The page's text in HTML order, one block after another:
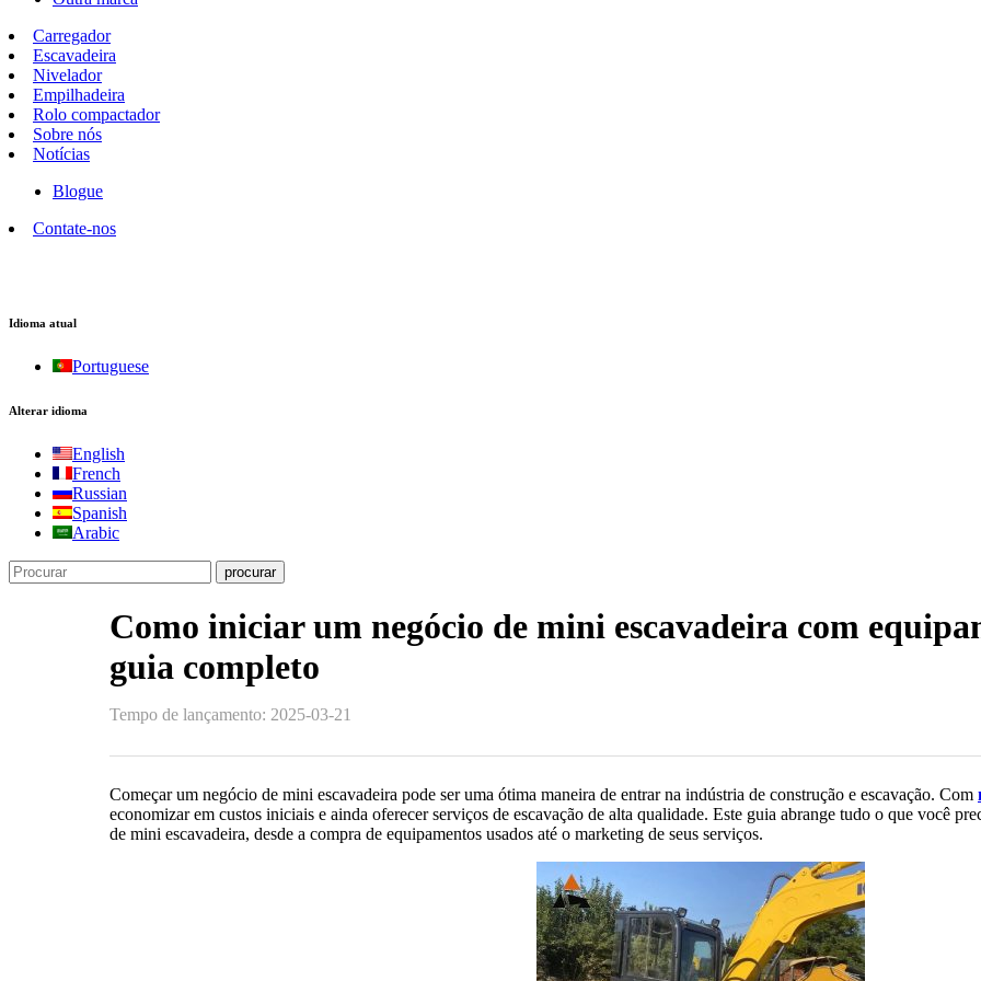
Carregador
Escavadeira
Nivelador
Empilhadeira
Rolo compactador
Sobre nós
Notícias
Blogue
Contate-nos
Idioma atual
Portuguese
Alterar idioma
English
French
Russian
Spanish
Arabic
Como iniciar um negócio de mini escavadeira com
guia completo
Tempo de lançamento: 2025-03-21
Começar um negócio de mini escavadeira pode ser uma ótima maneira de entrar na indústria de construção e escavação. Com
economizar em custos iniciais e ainda oferecer serviços de escavação de alta qualidade. Este guia abrange tudo o que você
de mini escavadeira, desde a compra de equipamentos usados até o marketing de seus serviços.